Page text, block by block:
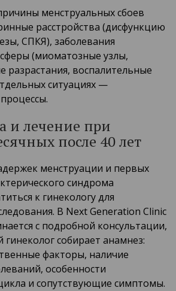
менструальных сбоев
расстройства (дисфункцию
СПКЯ), заболевания
(миоматозные узлы,
разрастания, воспалительные
ситуациях —
и лечение при
после 40 лет
менструации и первых
синдрома
к гинекологу для
В Next Generation Clinic
с подробной консультации,
собирает анамнез:
факторы, наличие
особенности
и сопутствующие симптомы.